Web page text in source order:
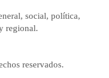
social, política,
regional.
reservados.